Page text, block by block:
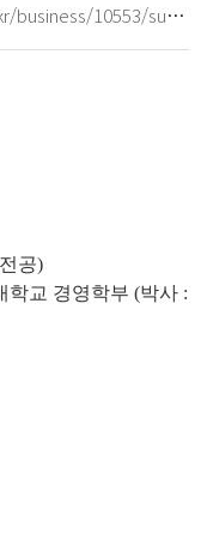
https://business.jbnu.ac.kr/business/10553/subview.do
공)
학교 경영학부 (박사 :